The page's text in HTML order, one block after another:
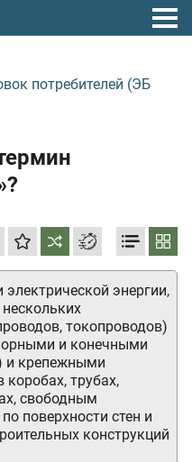
потребителей (ЭБ
энергии,
токопроводов)
и конечными
и крепежными
трубах,
свободным
поверхности стен и
конструкций